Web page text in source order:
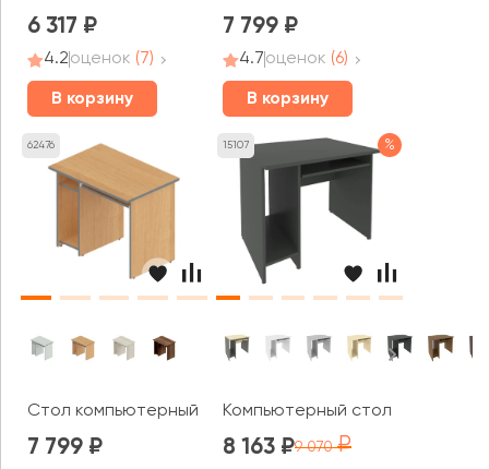
6 317
4.2оценок (7)
В корзину
7 799
4.7оценок (6)
В корзину
62476
Стол компьютерный левый А-10L Агат
7 799
15107 %
Компьютерный стол Рива / Riva
8 163 9 070